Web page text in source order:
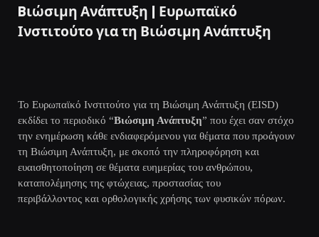
Bιώσιμη Ανάπτυξη | Ευρωπαϊκό
Ινστιτούτο για τη Βιώσιμη Ανάπτυξη
Το Ευρωπαϊκό Ινστιτούτο για τη Βιώσιμη Ανάπτυξη (EISD)
εκδίδει το περιοδικό “Βιώσιμη Ανάπτυξη” που έχει σαν στόχο
την ενημέρωση κάθε ενδιαφερόμενου για θέματα που προάγουν
τη Βιώσιμη Ανάπτυξη, με σκοπό την πληροφόρηση και
ευαισθητοποίηση σε θέματα ευημερίας του ανθρώπου,
καταπολέμησης της φτώχειας, προστασίας του
περιβάλλοντος και ορθολογικής χρήσης των φυσικών πόρων.